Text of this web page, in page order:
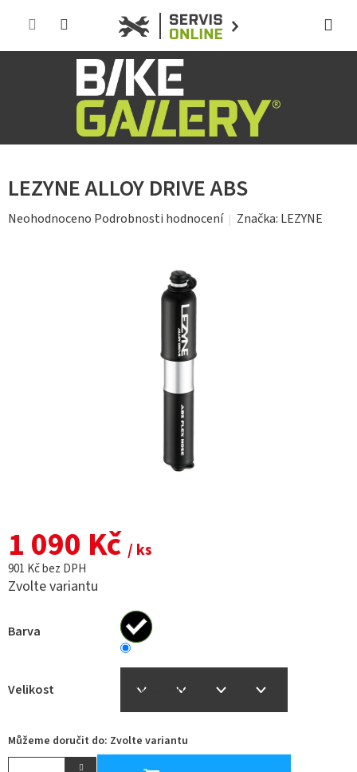
LEZYNE ALLOY DRIVE ABS
Průměrné
Neohodnoceno Podrobnosti hodnocení Značka: LEZYNE
1 090 Kč / ks
901 Kč bez DPH
Zvolte variantu
Barva
Velikost
Můžeme doručit do: Zvolte variantu